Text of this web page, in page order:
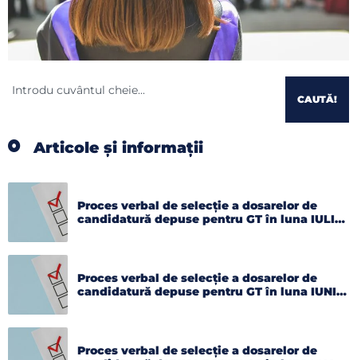
CAUTĂ!
Articole și informații
Proces verbal de selecție a dosarelor de
candidatură depuse pentru GT în luna IULIE
Proces verbal de selecție a dosarelor de
candidatură depuse pentru GT în luna IUNIE
Proces verbal de selecție a dosarelor de